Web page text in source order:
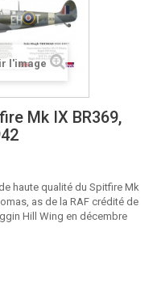
l'image
Mk IX BR369,
haute qualité du Spitfire Mk
as de la RAF crédité de
Hill Wing en décembre